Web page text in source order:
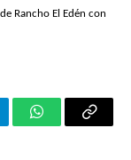
Rancho El Edén con
WhatsApp
Copy